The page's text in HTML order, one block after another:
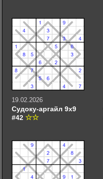
19.02.2026
Судоку-аргайл 9х9
#42